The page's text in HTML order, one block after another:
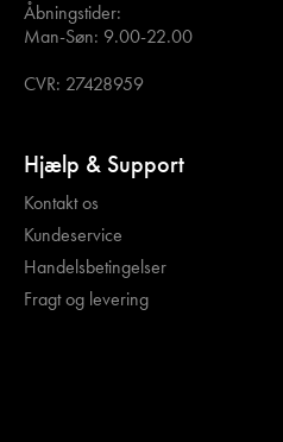
Åbningstider:
Man-Søn: 9.00-22.00
CVR: 27428959
Hjælp & Support
Kontakt os
Kundeservice
Handelsbetingelser
Fragt og levering